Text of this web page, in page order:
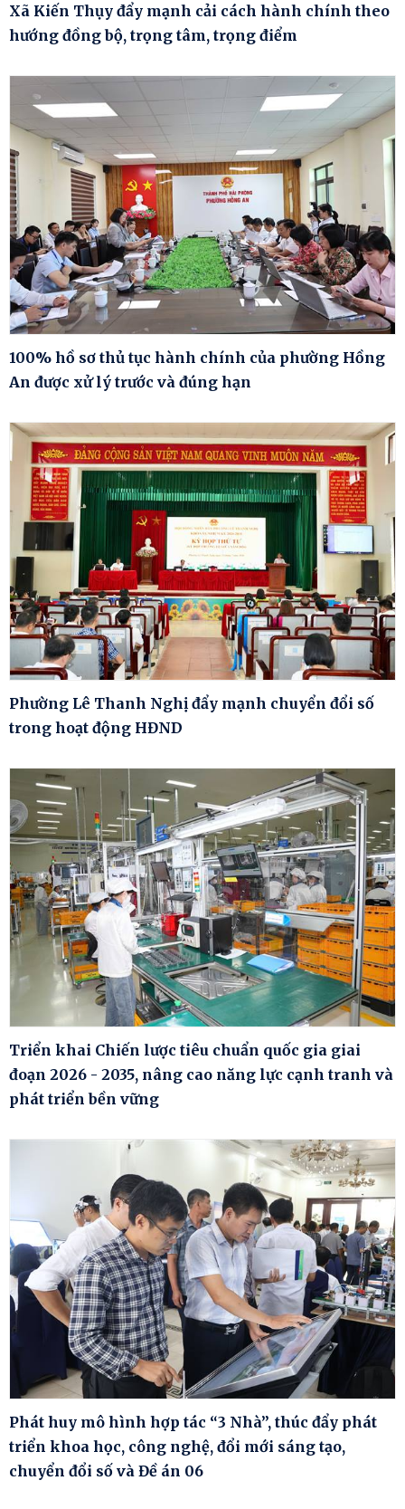
Xã Kiến Thụy đẩy mạnh cải cách hành chính theo
hướng đồng bộ, trọng tâm, trọng điểm
100% hồ sơ thủ tục hành chính của phường Hồng
An được xử lý trước và đúng hạn
Phường Lê Thanh Nghị đẩy mạnh chuyển đổi số
trong hoạt động HĐND
Triển khai Chiến lược tiêu chuẩn quốc gia giai
đoạn 2026 - 2035, nâng cao năng lực cạnh tranh và
phát triển bền vững
Phát huy mô hình hợp tác “3 Nhà”, thúc đẩy phát
triển khoa học, công nghệ, đổi mới sáng tạo,
chuyển đổi số và Đề án 06